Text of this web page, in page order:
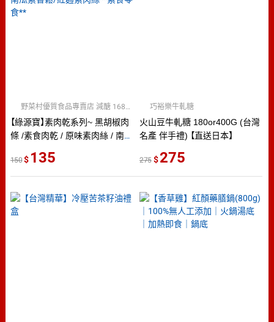
【綠源寶】素肉乾系列~ 黑胡椒肉
條 /素食肉乾 / 原味素肉絲 / 南瓜
150 135
火山豆牛軋糖 180or400G (台灣
名產 伴手禮) 【直送日本】
巧裕樂牛軋糖
275 275